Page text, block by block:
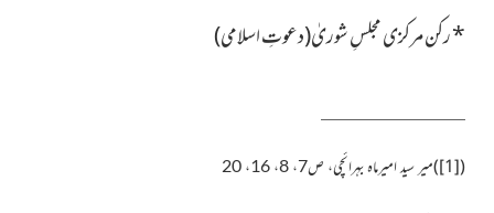
*رکن مرکزی مجلسِ شوریٰ(دعوتِ اسلامی)
(
[1]
)میر سید امیرماہ بہرائچی، ص7، 8، 16، 20